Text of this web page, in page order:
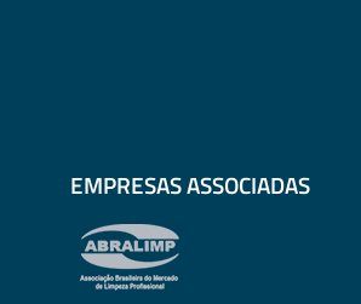
EMPRESAS ASSOCIADAS